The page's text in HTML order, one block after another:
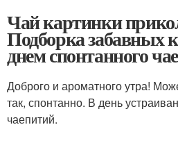
Чай картинки
Подборка забавных
днем спонтанного
Доброго и ароматного утра!
так, спонтанно. В день
чаепитий.